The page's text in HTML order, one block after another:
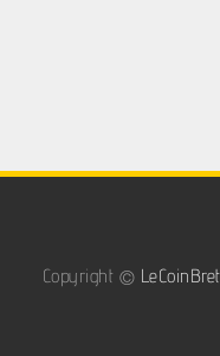
Copyright ©